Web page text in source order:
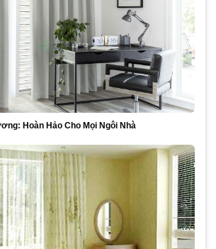
Hoàn Hảo Cho Mọi Ngôi Nhà